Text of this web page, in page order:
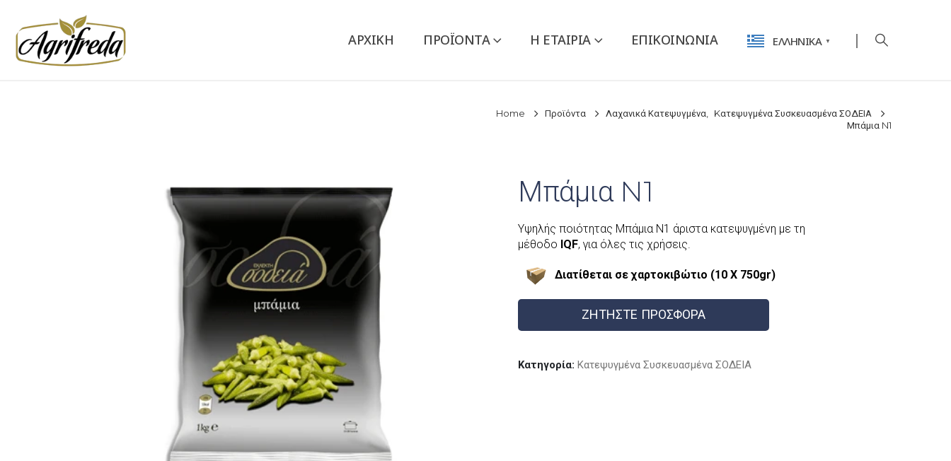
ΑΡΧΙΚΉ ΠΡΟΪΌΝΤΑ Η ΕΤΑΙΡΙΑ ΕΠΙΚΟΙΝΩΝΊΑ ΕΛΛΗΝΙΚΆ ▼
Home Προϊόντα Λαχανικά Κατεψυγμένα
Kατεψυγμένα Συσκευασμένα ΣΟΔΕΙΑ
Μπάμια N1
Μπάμια N1
Υψηλής ποιότητας Μπάμια N1 άριστα κατεψυγμένη με τη
μέθοδο IQF, για όλες τις χρήσεις.
Διατίθεται σε χαρτοκιβώτιο (10 Χ 750gr)
ΖΗΤΗΣΤΕ ΠΡΟΣΦΟΡΑ
Κατηγορία: Kατεψυγμένα Συσκευασμένα ΣΟΔΕΙΑ